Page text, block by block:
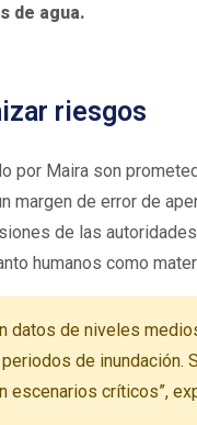
de agua.
riesgos
por Maira son
margen de error de
de las
humanos como
datos de niveles
de inundación.
escenarios críticos”,